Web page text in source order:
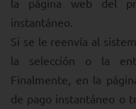
instantáneo.
Si se le reenvía al
la selección o la
Finalmente, en la
de pago instantáneo o